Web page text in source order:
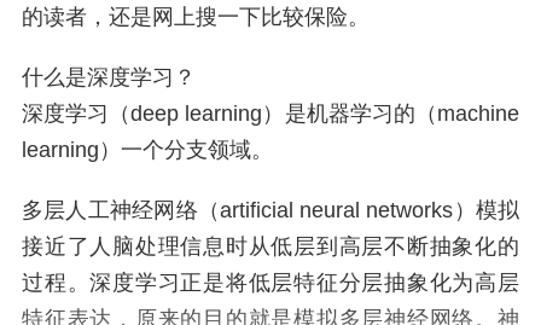
的读者，还是网上搜一下比较保险。
什么是深度学习？
深度学习（deep learning）是机器学习的（machine
learning）一个分支领域。
多层人工神经网络（artificial neural networks）模拟
接近了人脑处理信息时从低层到高层不断抽象化的
过程。深度学习正是将低层特征分层抽象化为高层
特征表达，原来的目的就是模拟多层神经网络。神